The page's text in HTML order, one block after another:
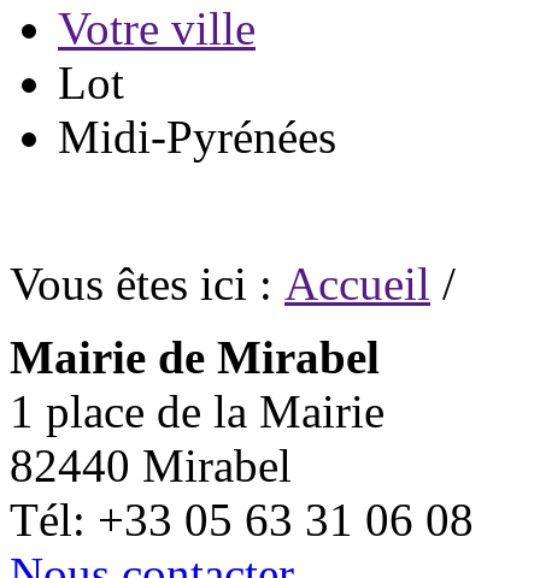
Votre ville
Lot
Midi-Pyrénées
Vous êtes ici : Accueil /
Mairie de Mirabel
1 place de la Mairie
82440 Mirabel
Tél: +33 05 63 31 06 08